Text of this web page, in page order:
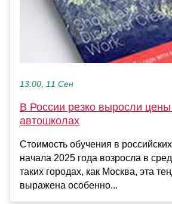
13:00, 11 Сен
В России резко выросли
автошколах
Стоимость обучения в
начала 2025 года возросла в
таких городах, как Москва, эта
выражена особенно...